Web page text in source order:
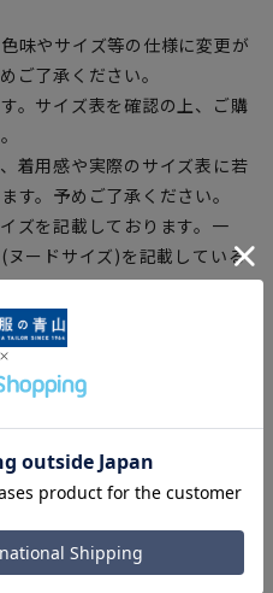
味やサイズ等の仕様に変更が
ご了承ください。
。サイズ表を確認の上、ご購
着用感や実際のサイズ表に若
す。予めご了承ください。
ズを記載しております。一
ードサイズ)を記載している
境、また撮影時の室内外の光
像の色味が異なる場合がござ
庫を共有しております関係
により欠品が発生し、ご注文
。予めご了承ください。
ても、ご注文のタイミングに
択できない場合がございま